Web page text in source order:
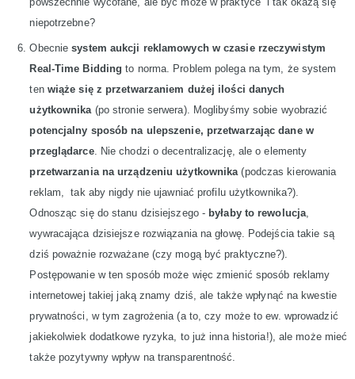
niepotrzebne?
Obecniesystem aukcji reklamowych w czasie rzeczywistym
Real-Time Bidding to norma. Problem polega na tym, że system
ten wiąże się z przetwarzaniem dużej ilości danych
użytkownika (po stronie serwera). Moglibyśmy sobie wyobrazić
potencjalny sposób na ulepszenie, przetwarzając dane w
przeglądarce. Nie chodzi o decentralizację, ale o elementy
przetwarzania na urządzeniu użytkownika (podczas kierowania
reklam, tak aby nigdy nie ujawniać profilu użytkownika?).
Odnosząc się do stanu dzisiejszego - byłaby to rewolucja
wywracająca dzisiejsze rozwiązania na głowę. Podejścia takie są
dziś poważnie rozważane (czy mogą być praktyczne?).
Postępowanie w ten sposób może więc zmienić sposób reklamy
internetowej takiej jaką znamy dziś, ale także wpłynąć na kwestie
prywatności, w tym zagrożenia (a to, czy może to ew. wprowadzić
jakiekolwiek dodatkowe ryzyka, to już inna historia!), ale może mieć
także pozytywny wpływ na transparentność.